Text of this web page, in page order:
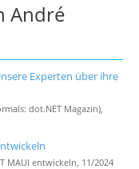
André
Experten über ihre
dot.NET Magazin),
MAUI entwickeln, 11/2024